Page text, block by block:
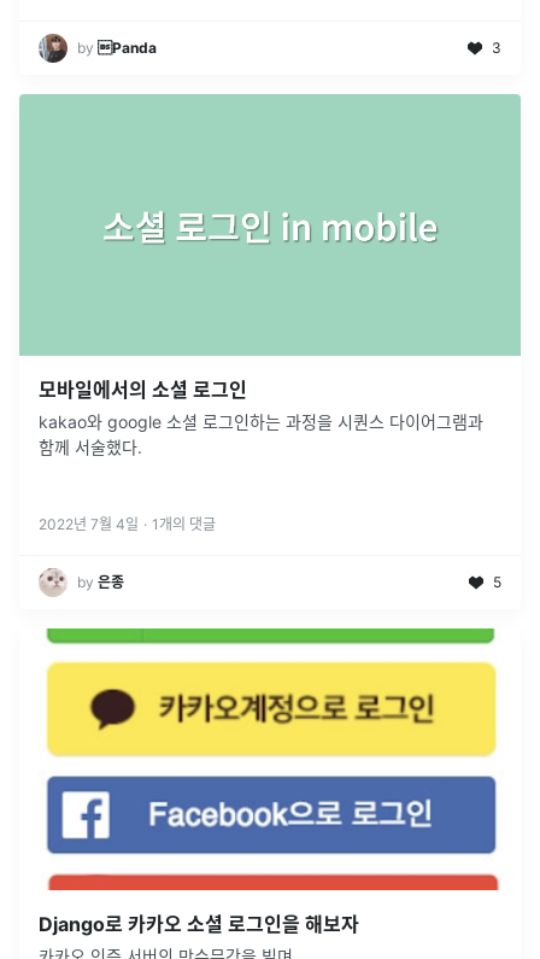
by Panda 3
모바일에서의 소셜 로그인
kakao와 google 소셜 로그인하는 과정을 시퀀스 다이어그램과
함께 서술했다.
2022년 7월 4일 · 1 개의 댓글
by 은종 5
Django로 카카오 소셜 로그인을 해보자